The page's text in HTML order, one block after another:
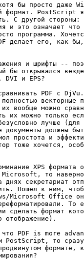
бы просто даже
формат. PostScript
С другой стороны:
и это означает что
программа.
делает его, как
и шрифты --
бы открывался
и EPS?
PDF с
векторные
вообще можно
их можно только
лучше
документы должны
простота и
тоже хочется,
XPS
то
днях секретариат
Пошёл к ним,
Microsoft Office он
То
сделать формат
отображение).
PDF is more
PostScript, то сразу
формате,